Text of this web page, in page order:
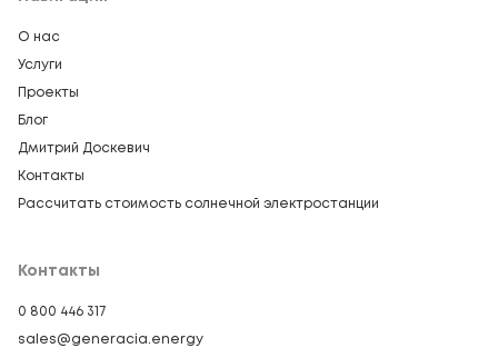
О нас
Услуги
Проекты
Блог
Дмитрий Доскевич
Контакты
Рассчитать стоимость солнечной электростанции
Контакты
0 800 446 317
sales@generacia.energy